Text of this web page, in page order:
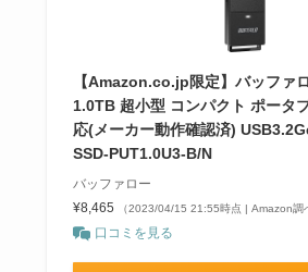
【Amazon.co.jp限定】バッファ
1.0TB 超小型 コンパクト ポータ
応(メーカー動作確認済)
SSD-PUT1.0U3-B/N
バッファロー
¥8,465
（2023/04/15 21:55時点 | Amazon調
口コミを見る